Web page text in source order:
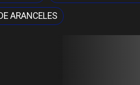
ARANCELES